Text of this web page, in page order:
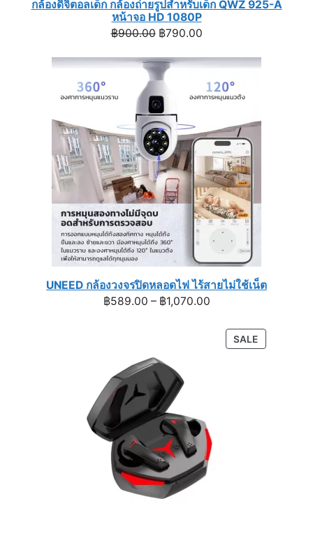
กล้องดิจิตอลเด็ก กล้องถ่ายรูปสำหรับเด็ก QWZ 925-A
หน้าจอ HD 1080P
฿900.00 Original
was:
฿900.00.
฿790.00Current
is:
฿790.00.
UNEED กล้องวงจรปิดหลอดไฟ ไร้สายไม่ใช้เน็ต
฿589.00 – ฿1,070.00Price
฿589.00
through
SALEPRODUCT
ON